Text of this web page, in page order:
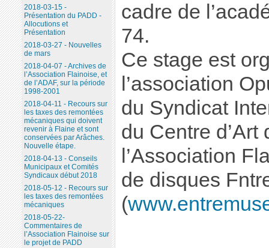
cadre de
74.
Ce stage est
l’association
du Syndicat
du Centre d’Art
l’Association
de disques
(
2018-03-15 -
Présentation du PADD -
Allocutions et
Présentation
2018-03-27 - Nouvelles
de mars
2018-04-07 - Archives de
l’Association Flainoise, et
de l’ADAF, sur la période
1998-2001
2018-04-11 - Recours sur
les taxes des remontées
mécaniques qui doivent
revenir à Flaine et sont
conservées par Arâches.
Nouvelle étape.
2018-04-13 - Conseils
Municipaux et Comités
Syndicaux début 2018
2018-05-12 - Recours sur
les taxes des remontées
mécaniques
2018-05-22-
Commentaires de
l’Association Flainoise sur
le projet de PADD